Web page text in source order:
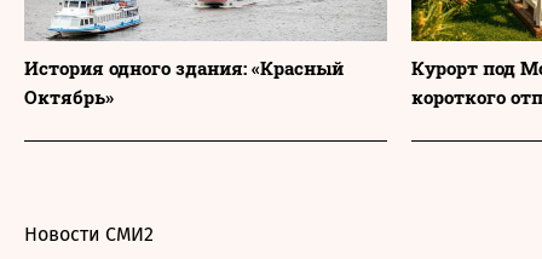
История одного здания: «Красный
Октябрь»
Курорт под
короткого
Новости СМИ2